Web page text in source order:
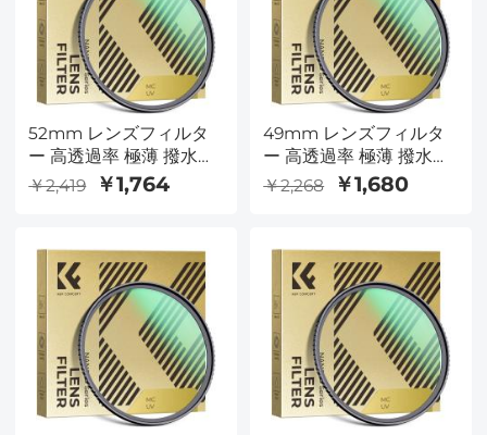
52mm レンズフィルタ
ー 高透過率 極薄 撥水防
汚 AGC日本製光学ガラ
ス レンズ保護用 MCUV
Dazzleシリーズ）
￥2,419 ￥1,764
49mm レンズフィルタ
ー 高透過率 極薄 撥水防
汚 AGC日本製光学ガラ
ス レンズ保護用 MCUV
Dazzleシリーズ）
￥2,268 ￥1,680